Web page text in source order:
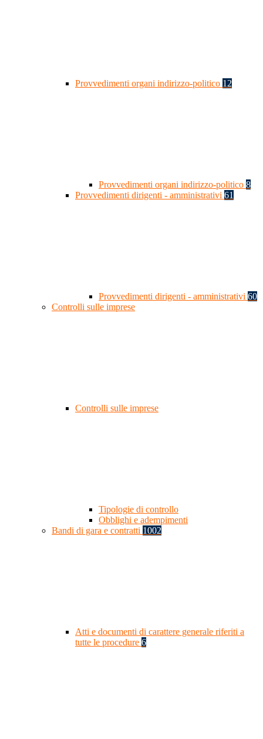
Provvedimenti organi indirizzo-politico 12
Provvedimenti organi indirizzo-politico 8
Provvedimenti dirigenti - amministrativi 61
Provvedimenti dirigenti - amministrativi 60
Controlli sulle imprese
Controlli sulle imprese
Tipologie di controllo
Obblighi e adempimenti
Bandi di gara e contratti 1002
Atti e documenti di carattere generale riferiti a
tutte le procedure 6